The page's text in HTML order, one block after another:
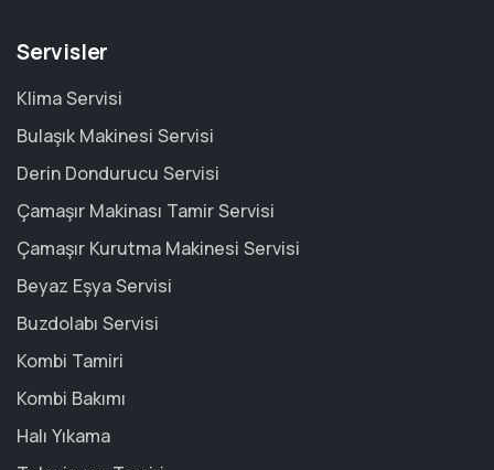
Servisler
Klima Servisi
Bulaşık Makinesi Servisi
Derin Dondurucu Servisi
Çamaşır Makinası Tamir Servisi
Çamaşır Kurutma Makinesi Servisi
Beyaz Eşya Servisi
Buzdolabı Servisi
Kombi Tamiri
Kombi Bakımı
Halı Yıkama